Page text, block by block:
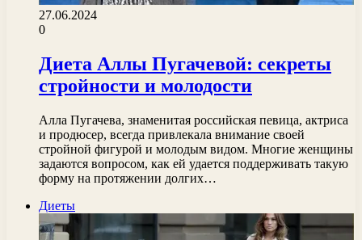
27.06.2024
0
Диета Аллы Пугачевой: секреты
стройности и молодости
Алла Пугачева, знаменитая российская певица, актриса
и продюсер, всегда привлекала внимание своей
стройной фигурой и молодым видом. Многие женщины
задаются вопросом, как ей удается поддерживать такую
форму на протяжении долгих…
Диеты